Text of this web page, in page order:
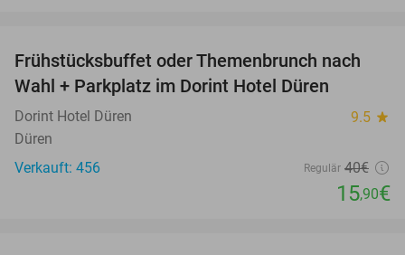
60%
Frühstücksbuffet oder Themenbrunch nach
Wahl + Parkplatz im Dorint Hotel Düren
Dorint Hotel Düren 9.5 star
Düren
Verkauft: 456
Regulär 40€
15,90€